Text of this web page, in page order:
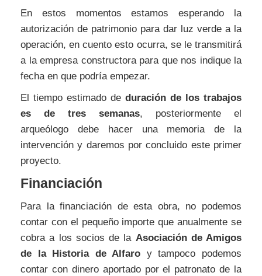
En estos momentos estamos esperando la
autorización de patrimonio para dar luz verde a la
operación, en cuento esto ocurra, se le transmitirá
a la empresa constructora para que nos indique la
fecha en que podría empezar.
El tiempo estimado de duración de los trabajos
es de tres semanas, posteriormente el
arqueólogo debe hacer una memoria de la
intervención y daremos por concluido este primer
proyecto.
Financiación
Para la financiación de esta obra, no podemos
contar con el pequeño importe que anualmente se
cobra a los socios de la Asociación de Amigos
de la Historia de Alfaro y tampoco podemos
contar con dinero aportado por el patronato de la